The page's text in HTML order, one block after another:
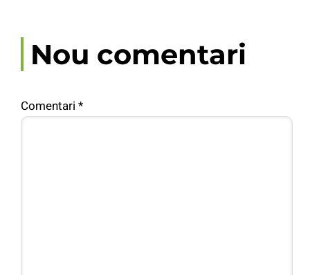
Nou comentari
Comentari *